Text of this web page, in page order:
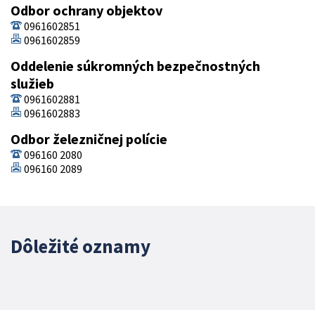
Odbor ochrany objektov
0961602851
0961602859
Oddelenie súkromných bezpečnostných
služieb
0961602881
0961602883
Odbor železničnej polície
096160 2080
096160 2089
Dôležité oznamy